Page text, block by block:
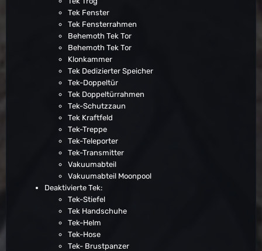
Tek Fenster
Tek Fensterrahmen
Behemoth Tek Tor
Behemoth Tek Tor
Klonkammer
Tek Dedizierter Speicher
Tek-Doppeltür
Tek Doppeltürrahmen
Tek-Schutzzaun
Tek Kraftfeld
Tek-Treppe
Tek-Teleporter
Tek-Transmitter
Vakuumabteil
Vakuumabteil Moonpool
Deaktivierte Tek:
Tek-Stiefel
Tek Handschuhe
Tek-Helm
Tek-Hose
Tek- Brustpanzer